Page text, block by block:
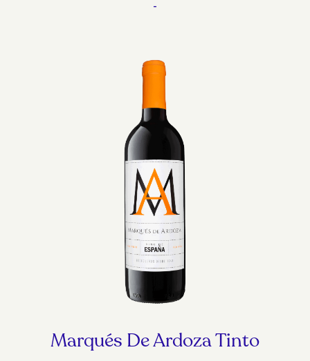
-
Marqués De Ardoza Tinto